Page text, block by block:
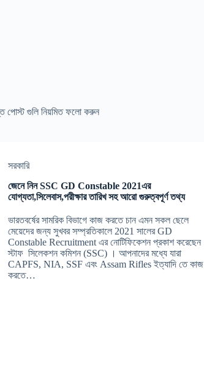
পোস্ট গুলি নিয়মিত ফলো করুন
সরকারি
জেনে নিন SSC GD Constable 2021এর
যোগ্যতা,সিলেবাস,পরীক্ষার তারিখ সহ আরো গুরুত্বপূর্ণ তথ্য
ভারতবর্ষের সামরিক বিভাগে কাজ করতে চান এমন সকল ছেলে
মেয়েদের জন্য সুখবর সম্প্রতিকালে 2021 সালের GD
Constable Recruitment এর নোটিফিকেশন প্রকাশ করেছেন
স্টাফ সিলেকশন কমিশন (SSC) । আপনাদের মধ্যে যারা
CAPFS, NIA, SSF এবং Assam Rifles ইত্যাদি তে কাজ
করতে…